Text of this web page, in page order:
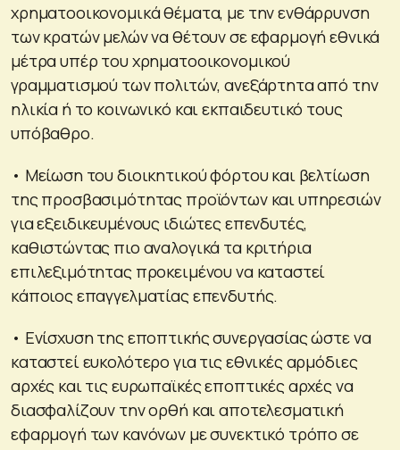
χρηματοοικονομικά θέματα, με την ενθάρρυνση
των κρατών μελών να θέτουν σε εφαρμογή εθνικά
μέτρα υπέρ του χρηματοοικονομικού
γραμματισμού των πολιτών, ανεξάρτητα από την
ηλικία ή το κοινωνικό και εκπαιδευτικό τους
υπόβαθρο.
• Μείωση του διοικητικού φόρτου και βελτίωση
της προσβασιμότητας προϊόντων και υπηρεσιών
για εξειδικευμένους ιδιώτες επενδυτές,
καθιστώντας πιο αναλογικά τα κριτήρια
επιλεξιμότητας προκειμένου να καταστεί
κάποιος επαγγελματίας επενδυτής.
• Ενίσχυση της εποπτικής συνεργασίας ώστε να
καταστεί ευκολότερο για τις εθνικές αρμόδιες
αρχές και τις ευρωπαϊκές εποπτικές αρχές να
διασφαλίζουν την ορθή και αποτελεσματική
εφαρμογή των κανόνων με συνεκτικό τρόπο σε